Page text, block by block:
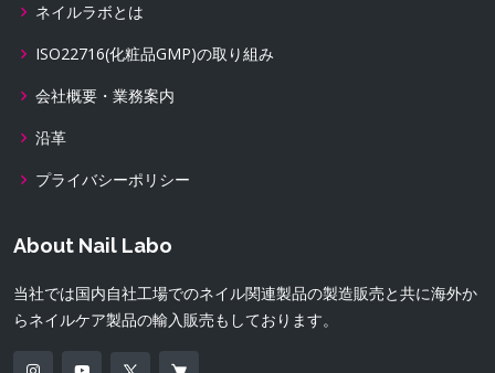
ネイルラボとは
ISO22716(化粧品GMP)の取り組み
会社概要・業務案内
沿革
プライバシーポリシー
About Nail Labo
当社では国内自社工場でのネイル関連製品の製造販売と共に海外か
らネイルケア製品の輸入販売もしております。